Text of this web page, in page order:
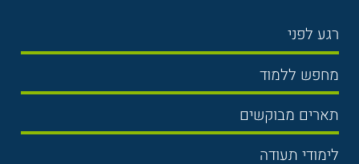
רגע לפני
בחירת לימודים
תנאי קבלה
שכר לימוד
אוניברסיטה
מחפש ללמוד
תואר ראשון
תואר שני
תארים מבוקשים
משפטים
לימודי תעודה